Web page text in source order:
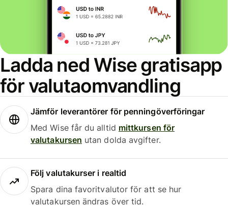
Ladda ned Wise gratisapp
för valutaomvandling
Jämför leverantörer för penningöverföringar
Med Wise får du alltid mittkursen för
valutakursen utan dolda avgifter.
Följ valutakurser i realtid
Spara dina favoritvalutor för att se hur
valutakursen ändras över tid.